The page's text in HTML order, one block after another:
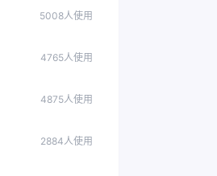
5008人使用
4765人使用
4875人使用
2884人使用